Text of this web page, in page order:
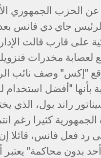
عن الحزب الجمهوري
جاي دي فانس
على قارب قالت
لعصابة مخدرات
"إكس" وصف نائب
بأنها "أفضل استخدام
راند بول، الذي
الجمهورية كثيرا رغم
رد فعل فانس، قائلا
بدون محاكمة" يعتبر